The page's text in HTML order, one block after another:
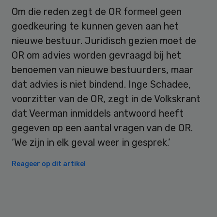
Om die reden zegt de OR formeel geen
goedkeuring te kunnen geven aan het
nieuwe bestuur. Juridisch gezien moet de
OR om advies worden gevraagd bij het
benoemen van nieuwe bestuurders, maar
dat advies is niet bindend. Inge Schadee,
voorzitter van de OR, zegt in de Volkskrant
dat Veerman inmiddels antwoord heeft
gegeven op een aantal vragen van de OR.
‘We zijn in elk geval weer in gesprek.’
Reageer op dit artikel